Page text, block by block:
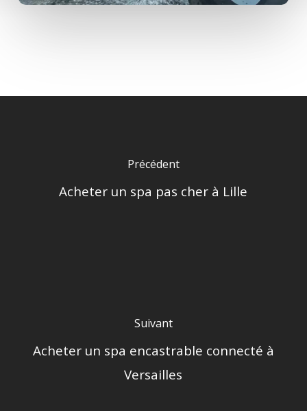
Précédent
Acheter un spa pas cher à Lille
Suivant
Acheter un spa encastrable connecté à
Versailles